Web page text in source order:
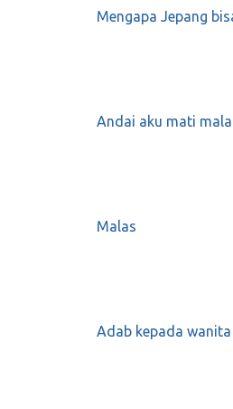
Sholat khusyuâ€™
Merayakan “Cap”
Mengapa Jepang
Andai aku mati
Malas
Adab kepada wanita